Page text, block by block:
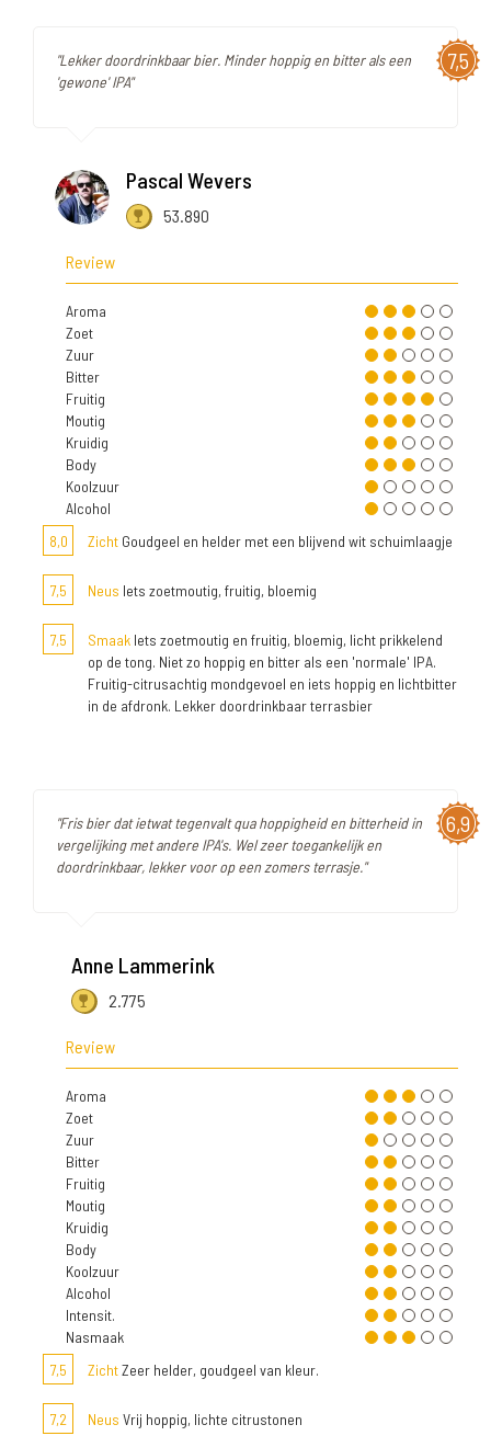
7,5
"Lekker doordrinkbaar bier. Minder hoppig en bitter als een
'gewone' IPA"
Pascal Wevers
53.890
Review
Aroma
Zoet
Zuur
Bitter
Fruitig
Moutig
Kruidig
Body
Koolzuur
Alcohol
8,0
Zicht Goudgeel en helder met een blijvend wit schuimlaagje
7,5 Neus Iets zoetmoutig, fruitig, bloemig
7,5 Smaak Iets zoetmoutig en fruitig, bloemig, licht prikkelend
op de tong. Niet zo hoppig en bitter als een 'normale' IPA.
Fruitig-citrusachtig mondgevoel en iets hoppig en lichtbitter
in de afdronk. Lekker doordrinkbaar terrasbier
6,9
"Fris bier dat ietwat tegenvalt qua hoppigheid en bitterheid in
vergelijking met andere IPA's. Wel zeer toegankelijk en
doordrinkbaar, lekker voor op een zomers terrasje."
Anne Lammerink
2.775
Review
Aroma
Zoet
Zuur
Bitter
Fruitig
Moutig
Kruidig
Body
Koolzuur
Alcohol
Intensit.
Nasmaak
7,5
ZichtZeer helder, goudgeel van kleur.
7,2 Neus Vrij hoppig, lichte citrustonen